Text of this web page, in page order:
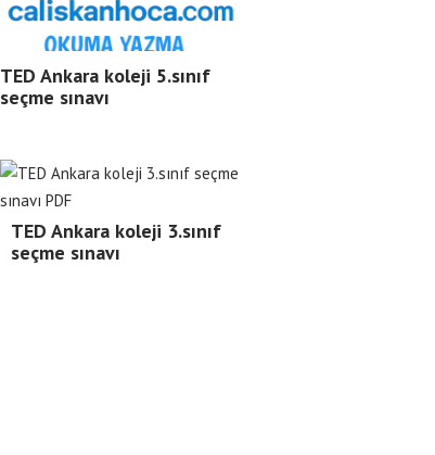
TED Ankara koleji 5.sınıf
seçme sınavı
TED Ankara koleji 3.sınıf
seçme sınavı